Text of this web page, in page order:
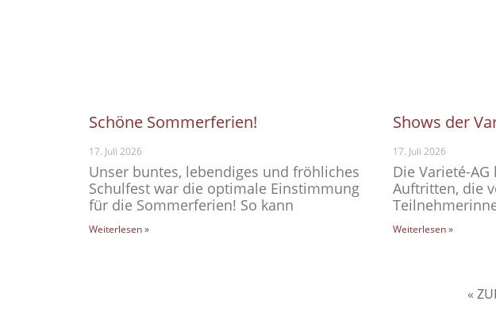
Schöne Sommerferien!
17. Juli 2026
Unser buntes, lebendiges und fröhliches
Schulfest war die optimale Einstimmung
für die Sommerferien! So kann
Weiterlesen »
Shows der
17. Juli 2026
Die Varieté-
Auftritten, die
Weiterlesen »
«